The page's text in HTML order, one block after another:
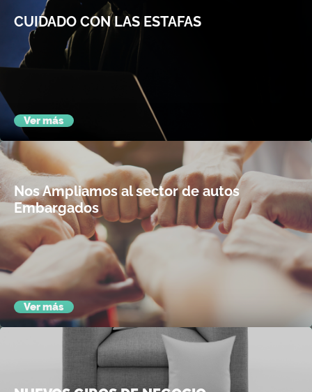
CUIDADO CON LAS ESTAFAS
Recuerda que COMPRAUTO no solicita pagos adicionales a
cuentas personales, ni pagos adelantados en ningún
momento. Somos una empresa seria que cuida tus intereses
y todos nuestros pagos se los realiza bajo el nombre
Ver más
Nos Ampliamos al sector de autos
Embargados
Es un caminar constante, una vida empresarial de aciertos y
de nuevos conocimientos, en donde gracias a un equipo
humano comprometido hemos alcanzado grandes metas y
llegamos más allá de los límites. Bajo los lineamientos
correctos,...
Ver más